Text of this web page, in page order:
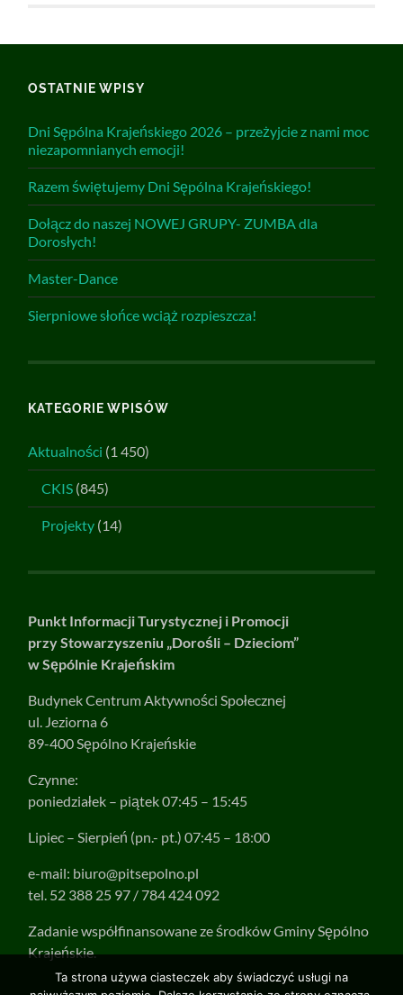
OSTATNIE WPISY
Dni Sępólna Krajeńskiego 2026 – przeżyjcie z nami moc
niezapomnianych emocji!
Razem świętujemy Dni Sępólna Krajeńskiego!
Dołącz do naszej NOWEJ GRUPY- ZUMBA dla
Dorosłych!
Master-Dance
Sierpniowe słońce wciąż rozpieszcza!
KATEGORIE WPISÓW
Aktualności (1 450)
CKIS (845)
Projekty (14)
Punkt Informacji Turystycznej i Promocji
przy Stowarzyszeniu „Dorośli – Dzieciom”
w Sępólnie Krajeńskim
Budynek Centrum Aktywności Społecznej
ul. Jeziorna 6
89-400 Sępólno Krajeńskie
Czynne:
poniedziałek – piątek 07:45 – 15:45
Lipiec – Sierpień (pn.- pt.) 07:45 – 18:00
e-mail: biuro@pitsepolno.pl
tel. 52 388 25 97 / 784 424 092
Zadanie współfinansowane ze środków Gminy Sępólno
Krajeńskie.
Ta strona używa ciasteczek aby świadczyć usługi na